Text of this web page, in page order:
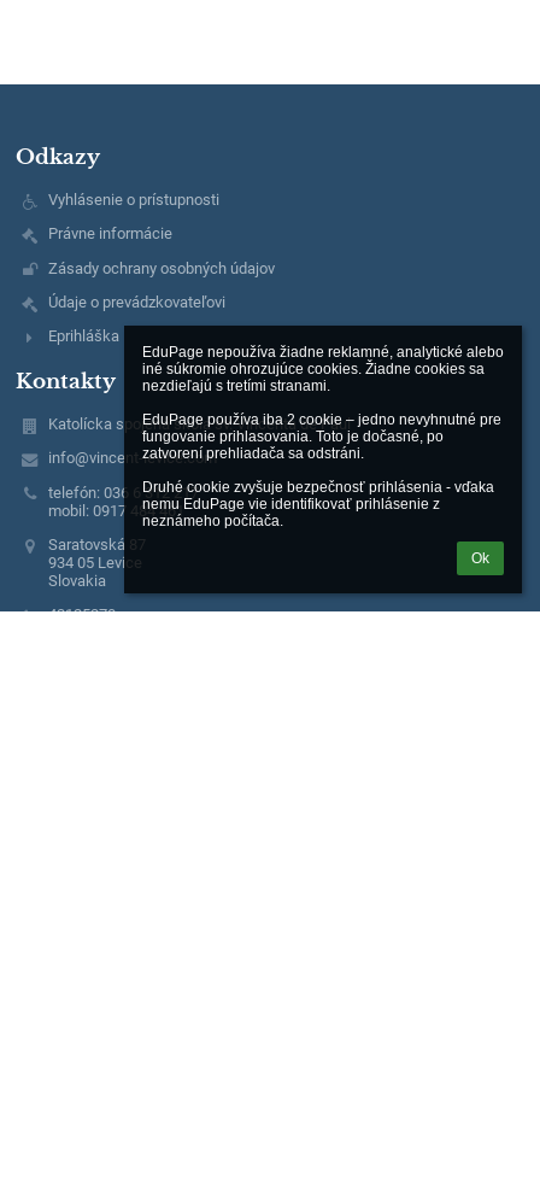
EduPage nepoužíva žiadne reklamné, analytické alebo
iné súkromie ohrozujúce cookies. Žiadne cookies sa
nezdieľajú s tretími stranami.
EduPage používa iba 2 cookie – jedno nevyhnutné pre
fungovanie prihlasovania. Toto je dočasné, po
zatvorení prehliadača sa odstráni.
Druhé cookie zvyšuje bezpečnosť prihlásenia - vďaka
nemu EduPage vie identifikovať prihlásenie z
neznámeho počítača.
Ok
Odkazy
Vyhlásenie o prístupnosti
Právne informácie
Zásady ochrany osobných údajov
Údaje o prevádzkovateľovi
Eprihláška
Kontakty
Katolícka spojená škola sv. Vincenta de Paul
info@vincent-levice.com
telefón: 036 6 312 217
mobil: 0917 484 461
Saratovská 87
934 05 Levice
Slovakia
42125278